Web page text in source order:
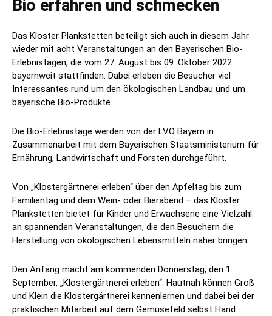
Bio erfahren und schmecken
Das Kloster Plankstetten beteiligt sich auch in diesem Jahr
wieder mit acht Veranstaltungen an den Bayerischen Bio-
Erlebnistagen, die vom 27. August bis 09. Oktober 2022
bayernweit stattfinden. Dabei erleben die Besucher viel
Interessantes rund um den ökologischen Landbau und um
bayerische Bio-Produkte.
Die Bio-Erlebnistage werden von der LVÖ Bayern in
Zusammenarbeit mit dem Bayerischen Staatsministerium für
Ernährung, Landwirtschaft und Forsten durchgeführt.
Von „Klostergärtnerei erleben“ über den Apfeltag bis zum
Familientag und dem Wein- oder Bierabend – das Kloster
Plankstetten bietet für Kinder und Erwachsene eine Vielzahl
an spannenden Veranstaltungen, die den Besuchern die
Herstellung von ökologischen Lebensmitteln näher bringen.
Den Anfang macht am kommenden Donnerstag, den 1.
September, „Klostergärtnerei erleben“. Hautnah können Groß
und Klein die Klostergärtnerei kennenlernen und dabei bei der
praktischen Mitarbeit auf dem Gemüsefeld selbst Hand